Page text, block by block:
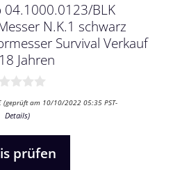
04.1000.0123/BLK
N.K.1 schwarz
Survival Verkauf
Jahren
(geprüft am 10/10/2022 05:35 PST-
Details)
prüfen